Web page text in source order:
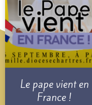
Le pape vient en
France !